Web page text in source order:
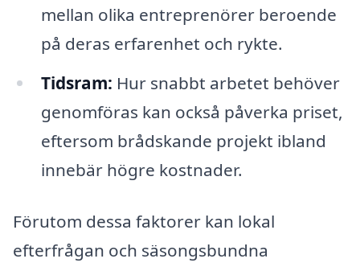
mellan olika entreprenörer beroende
på deras erfarenhet och rykte.
Tidsram: Hur snabbt arbetet behöver
genomföras kan också påverka priset,
eftersom brådskande projekt ibland
innebär högre kostnader.
Förutom dessa faktorer kan lokal
efterfrågan och säsongsbundna